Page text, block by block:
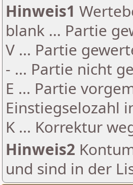
Hinweis1
blank ... Partie
V ... Partie
- ... Partie nicht
E ... Partie
Einstiegselozahl
K ... Korrektur
Hinweis2
und sind in der